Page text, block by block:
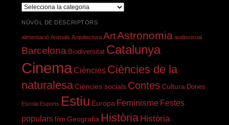
Cerca
programa
NÚVOL DE DESCRIPTORS
alimentació Animals Arquitectura ArtAstronomia audiovisual
Barcelona Biodiversitat Catalunya
CinemaCiències Ciències de la
naturalesaCiències socials Contes Cultura Dones
Escola Esports Estiu Europa Feminisme Festes
populars film Geografia Història Història